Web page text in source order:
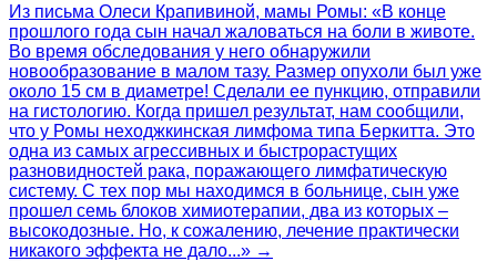
Из письма Олеси Крапивиной, мамы Ромы: «В конце
прошлого года сын начал жаловаться на боли в животе.
Во время обследования у него обнаружили
новообразование в малом тазу. Размер опухоли был уже
около 15 см в диаметре! Сделали ее пункцию, отправили
на гистологию. Когда пришел результат, нам сообщили,
что у Ромы неходжкинская лимфома типа Беркитта. Это
одна из самых агрессивных и быстрорастущих
разновидностей рака, поражающего лимфатическую
систему. С тех пор мы находимся в больнице, сын уже
прошел семь блоков химиотерапии, два из которых –
высокодозные. Но, к сожалению, лечение практически
никакого эффекта не дало...» →